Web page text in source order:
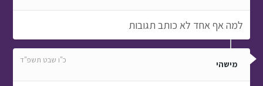
למה אף אחד לא כותב תגובות
מישהי כ"ו שבט תשפ"ד